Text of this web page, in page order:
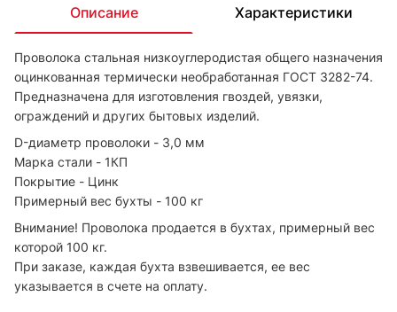
Описание Характеристики
Проволока стальная низкоуглеродистая общего назначения
оцинкованная термически необработанная ГОСТ 3282-74.
Предназначена для изготовления гвоздей, увязки,
ограждений и других бытовых изделий.
D-диаметр проволоки - 3,0 мм
Марка стали - 1КП
Покрытие - Цинк
Примерный вес бухты - 100 кг
Внимание! Проволока продается в бухтах, примерный вес
которой 100 кг.
При заказе, каждая бухта взвешивается, ее вес
указывается в счете на оплату.